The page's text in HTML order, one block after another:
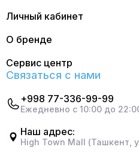
Личный кабинет
О бренде
Сервис центр
Связаться с нами
+998 77-336-99-99
Ежедневно с 10:00 до
Наш адрес:
High Town Mall (Ташкент,